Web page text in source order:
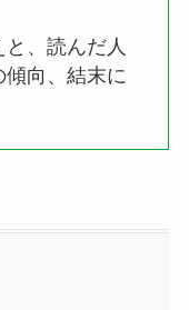
、読んだ人
向、結末に